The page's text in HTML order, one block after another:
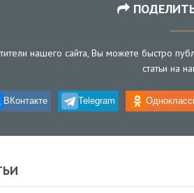
нашего сайта, Вы можете быстро
статьи на
ВКонтакте Telegram